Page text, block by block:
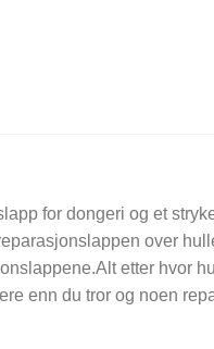
for dongeri og et
over
etter hvor
enn du tror og noen